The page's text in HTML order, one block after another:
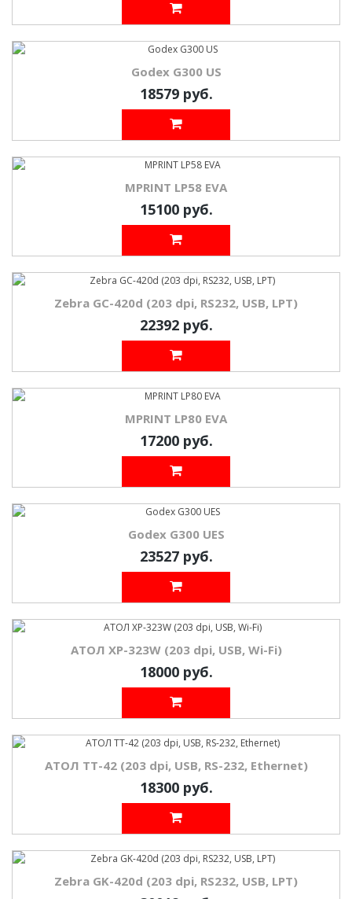
Godex G300 US
18579 руб.
MPRINT LP58 EVA
15100 руб.
Zebra GC-420d (203 dpi, RS232, USB, LPT)
22392 руб.
MPRINT LP80 EVA
17200 руб.
Godex G300 UES
23527 руб.
АТОЛ XP-323W (203 dpi, USB, Wi-Fi)
18000 руб.
АТОЛ TT-42 (203 dpi, USB, RS-232, Ethernet)
18300 руб.
Zebra GK-420d (203 dpi, RS232, USB, LPT)